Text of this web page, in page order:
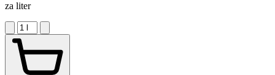
za liter